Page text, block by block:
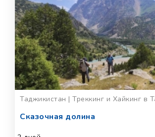
Таджикистан | Треккинг и Хайкинг в
Сказочная долина